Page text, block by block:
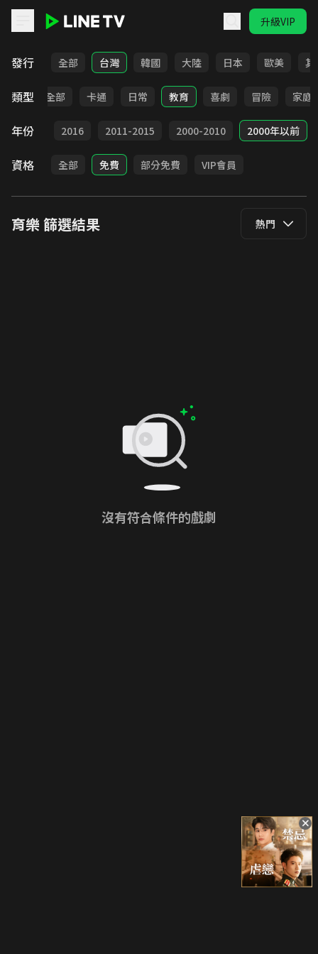
升級VIP
發行 全部 台灣 韓國 大陸 日本 歐美 其
類型 全部 卡通 日常 教育 喜劇 冒險 家庭
年份
2017 2016 2011-2015 2000-2010 2000年以前
資格 全部 免費 部分免費 VIP會員
育樂篩選結果 熱門
沒有符合條件的戲劇